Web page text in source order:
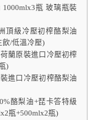
瓶 玻璃瓶裝
頂級冷壓初榨酪梨油
飲/低溫冷壓)
蘭原裝進口冷壓初榨
)
裝進口冷壓初榨酪梨油
酪梨油+琵卡答特級
瓶+500mlx2瓶)